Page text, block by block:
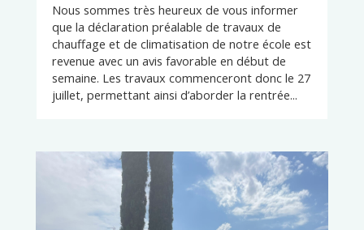
Nous sommes très heureux de vous informer
que la déclaration préalable de travaux de
chauffage et de climatisation de notre école est
revenue avec un avis favorable en début de
semaine. Les travaux commenceront donc le 27
juillet, permettant ainsi d’aborder la rentrée...